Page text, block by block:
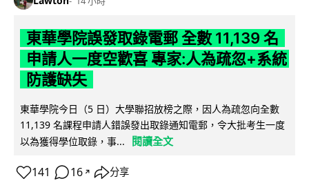
東華學院誤發取錄電郵 全數 11,139 名
申請人一度空歡喜 專家:人為疏忽+系統
防護缺失
東華學院今日（5 日）大學聯招放榜之際，因人為疏忽向全數
11,139 名課程申請人錯誤發出取錄通知電郵，令大批考生一度
以為獲得學位取錄，事...
閱讀全文
141 16 ↗ 分享